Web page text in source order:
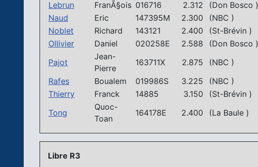
Lebrun
FranÃ§ois 016716 2.312
(Don Bosco )
Naud
Eric 147395M 2.300
(NBC )
Noblet
Richard 143121 2.400
(St-Brévin )
Ollivier
Daniel 020258E 2.588
(Don Bosco )
Pajot
Jean-
Pierre
163711X 2.875
(NBC )
Rafes
Boualem 019986S 3.225
(NBC )
Thierry
Franck 14885 3.150
(St-Brévin )
Tong
Quoc-
Toan
164178E 2.400 (La Baule )
Libre R3